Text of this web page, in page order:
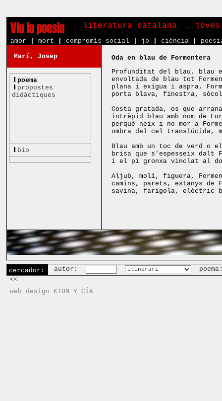
literatura catalana .
amor mort compromís social jo ciència
Marí, Josep
poema
propostes
didàctiques
bio
Oda en blau de Formentera
Profunditat del blau, blau
envoltada de blau tot
plana i exigua i aspra,
porta blava, finestra,
Costa gratada, os que
intrèpid blau amb nom de
perquè neix i no mor a
ombra del cel translúcida,
Blau amb un toc de verd o
brisa que s'espesseix dalt
i el pi gronxa vinclat al
Aljub, molí, figuera,
camins, parets, estanys de
savina, farigola, elèctric
cercador: autor:
<<
web design KTON Y CÍA